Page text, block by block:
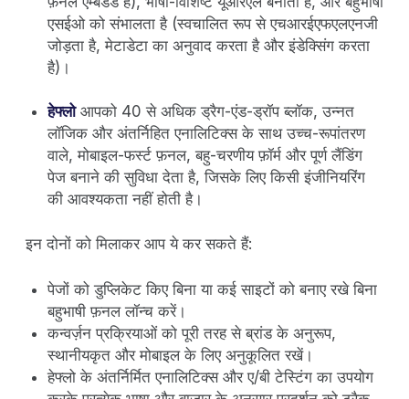
एसईओ को संभालता है (स्वचालित रूप से एचआरईएफएलएनजी
जोड़ता है, मेटाडेटा का अनुवाद करता है और इंडेक्सिंग करता
है)।
हेफ्लोआपको 40 से अधिक ड्रैग-एंड-ड्रॉप ब्लॉक, उन्नत
लॉजिक और अंतर्निहित एनालिटिक्स के साथ उच्च-रूपांतरण
वाले, मोबाइल-फर्स्ट फ़नल, बहु-चरणीय फ़ॉर्म और पूर्ण लैंडिंग
पेज बनाने की सुविधा देता है, जिसके लिए किसी इंजीनियरिंग
की आवश्यकता नहीं होती है।
इन दोनों को मिलाकर आप ये कर सकते हैं:
पेजों को डुप्लिकेट किए बिना या कई साइटों को बनाए रखे बिना
बहुभाषी फ़नल लॉन्च करें।
कन्वर्ज़न प्रक्रियाओं को पूरी तरह से ब्रांड के अनुरूप,
स्थानीयकृत और मोबाइल के लिए अनुकूलित रखें।
हेफ्लो के अंतर्निर्मित एनालिटिक्स और ए/बी टेस्टिंग का उपयोग